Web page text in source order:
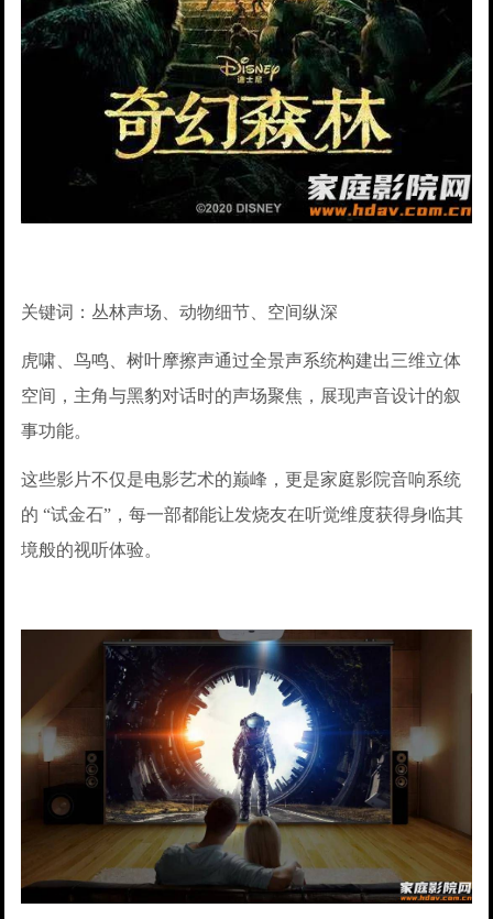
关键词：丛林声场、动物细节、空间纵深
虎啸、鸟鸣、树叶摩擦声通过全景声系统构建出三维立体
空间，主角与黑豹对话时的声场聚焦，展现声音设计的叙
事功能。
这些影片不仅是电影艺术的巅峰，更是家庭影院音响系统
的 “试金石”，每一部都能让发烧友在听觉维度获得身临其
境般的视听体验。